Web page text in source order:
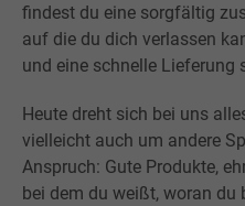
findest du eine sorgfältig
auf die du dich verlassen
und eine schnelle Lieferung
Heute dreht sich bei uns
vielleicht auch um andere
Anspruch: Gute Produkte,
bei dem du weißt, woran du